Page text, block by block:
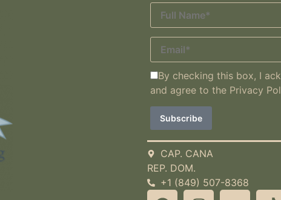
By checking this box, I
and agree to the Privacy
CAP. CANA
REP. DOM.
+1 (849) 507-8368